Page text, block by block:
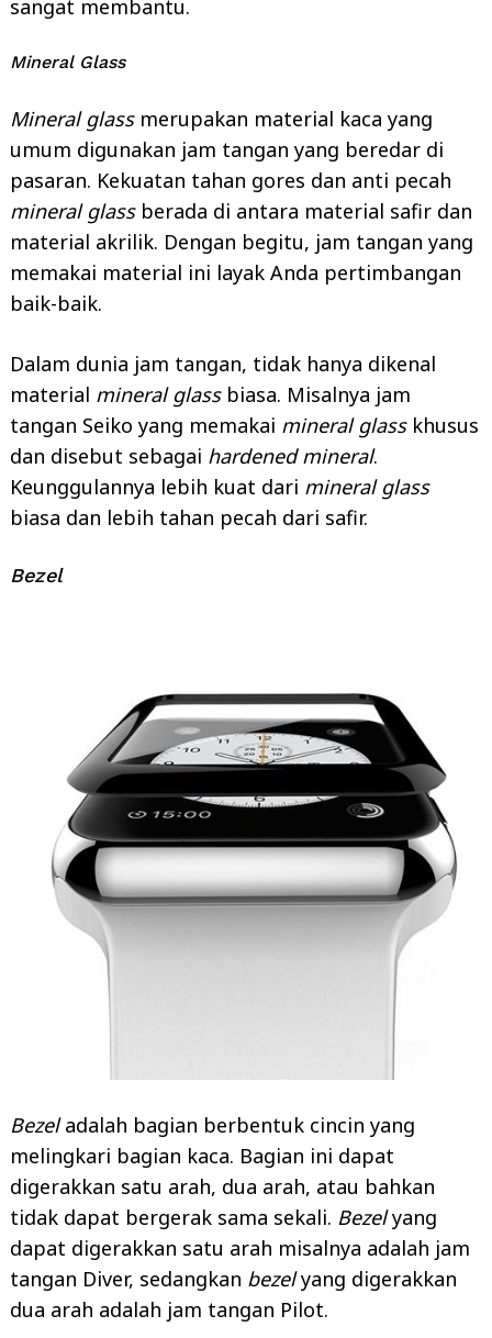
sangat membantu.
Mineral Glass
Mineral glassmerupakan material kaca yang
umum digunakan jam tangan yang beredar di
pasaran. Kekuatan tahan gores dan anti pecah
mineral glassberada di antara material safir dan
material akrilik. Dengan begitu, jam tangan yang
memakai material ini layak Anda pertimbangan
baik-baik.
Dalam dunia jam tangan, tidak hanya dikenal
material mineral glassbiasa. Misalnya jam
tangan Seiko yang memakai mineral glasskhusus
dan disebut sebagai hardened mineral.
Keunggulannya lebih kuat dari mineral glass
biasa dan lebih tahan pecah dari safir.
Bezel
Bezeladalah bagian berbentuk cincin yang
melingkari bagian kaca. Bagian ini dapat
digerakkan satu arah, dua arah, atau bahkan
tidak dapat bergerak sama sekali. Bezelyang
dapat digerakkan satu arah misalnya adalah jam
tangan Diver, sedangkan bezelyang digerakkan
dua arah adalah jam tangan Pilot.